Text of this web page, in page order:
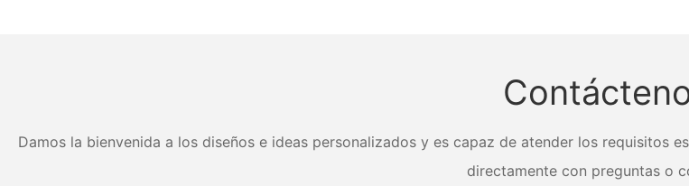
Damos la bienvenida a los diseños e ideas personalizados y es capaz de atender los requisitos
directamente con preguntas o